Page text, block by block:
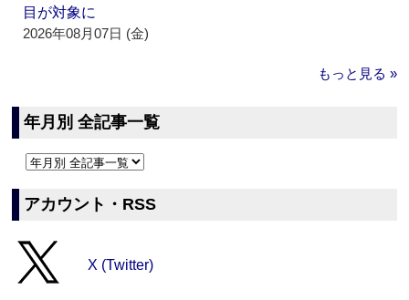
目が対象に
2026年08月07日 (金)
もっと見る »
年月別 全記事一覧
アカウント・RSS
X (Twitter)